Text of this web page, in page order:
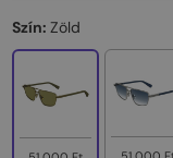
Szín: Zöld